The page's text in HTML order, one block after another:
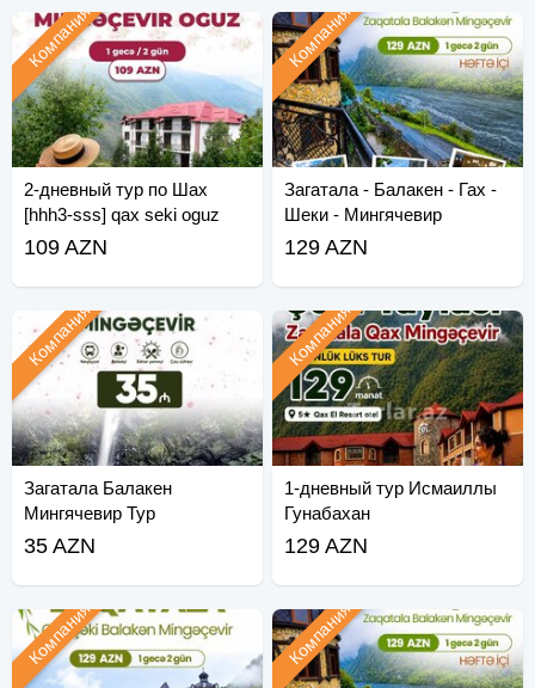
2-дневный тур по Шах
[hhh3-sss] qax seki oguz
zaqatala mingecevir turu
Компания
109 AZN
Загатала - Балакен - Гах -
Шеки - Мингячевир
Компания
129 AZN
Загатала Балакен
Мингячевир Тур
Компания
35 AZN
1-дневный тур Исмаиллы
Гунабахан
Компания
129 AZN
Компания Компания